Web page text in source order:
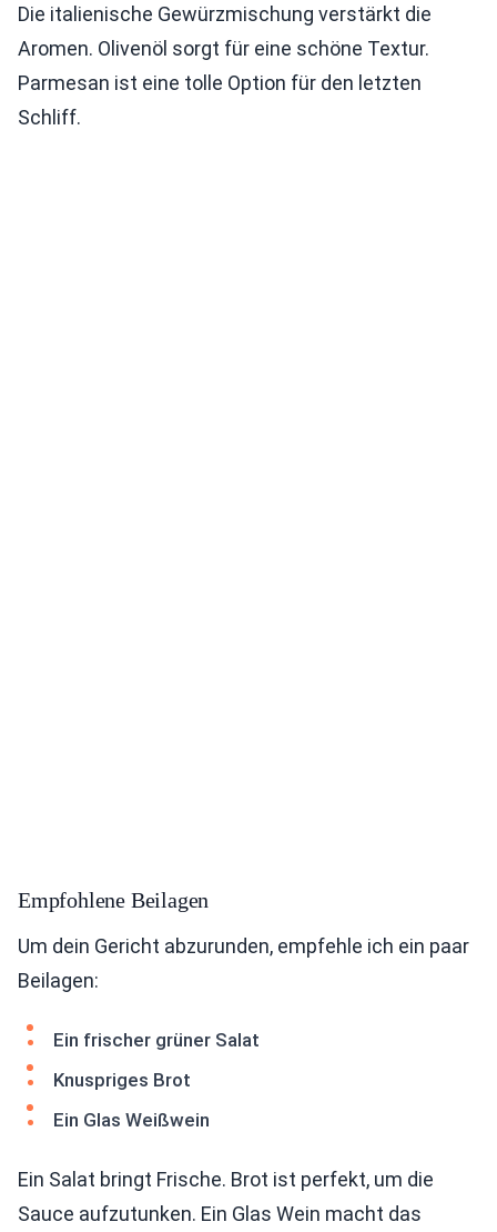
Die italienische Gewürzmischung verstärkt die
Aromen. Olivenöl sorgt für eine schöne Textur.
Parmesan ist eine tolle Option für den letzten
Schliff.
Empfohlene Beilagen
Um dein Gericht abzurunden, empfehle ich ein paar
Beilagen:
Ein frischer grüner Salat
Knuspriges Brot
Ein Glas Weißwein
Ein Salat bringt Frische. Brot ist perfekt, um die
Sauce aufzutunken. Ein Glas Wein macht das